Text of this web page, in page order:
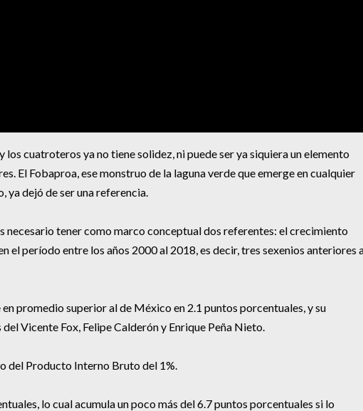
cuatroteros ya no tiene solidez, ni puede ser ya siquiera un elemento
El Fobaproa, ese monstruo de la laguna verde que emerge en cualquier
ya dejó de ser una referencia.
necesario tener como marco conceptual dos referentes: el crecimiento
el período entre los años 2000 al 2018, es decir, tres sexenios anteriores
promedio superior al de México en 2.1 puntos porcentuales, y su
Vicente Fox, Felipe Calderón y Enrique Peña Nieto.
del Producto Interno Bruto del 1%.
lo cual acumula un poco más del 6.7 puntos porcentuales si lo